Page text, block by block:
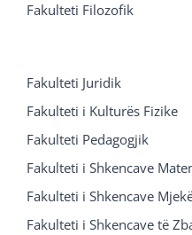
Fakulteti Filozofik
Fakulteti Juridik
Fakulteti i Kulturës Fizike
Fakulteti Pedagogjik
Fakulteti i Shkencave
Fakulteti i Shkencave
Fakulteti i Shkencave të